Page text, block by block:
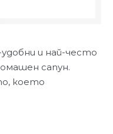
и най-често
сапун.
което